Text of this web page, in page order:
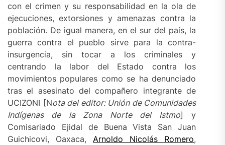
con el crimen y su responsabilidad en la ola de
ejecuciones, extorsiones y amenazas contra la
población. De igual manera, en el sur del país, la
guerra contra el pueblo sirve para la contra-
insurgencia, sin tocar a los criminales y
centrando la labor del Estado contra los
movimientos populares como se ha denunciado
tras el asesinato del compañero integrante de
UCIZONI [Nota del editor: Unión de Comunidades
Indígenas de la Zona Norte del Istmo] y
Comisariado Ejidal de Buena Vista San Juan
Guichicovi, Oaxaca,Arnoldo Nicolás Romero,